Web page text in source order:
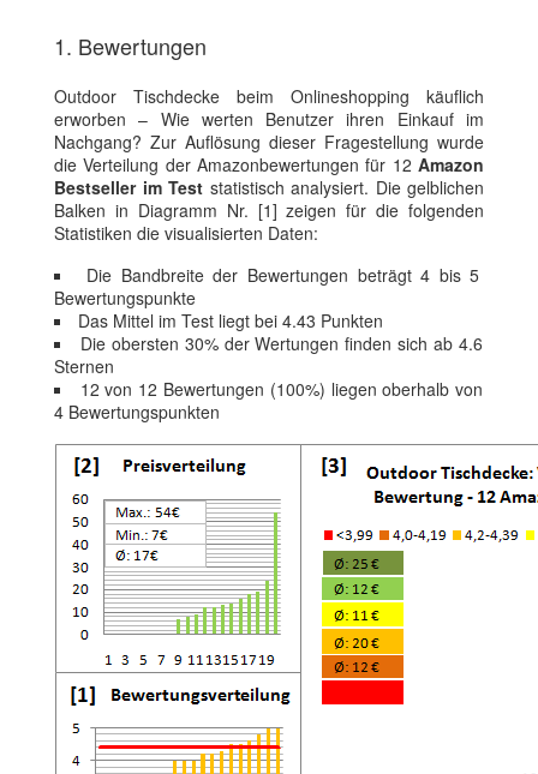
1. Bewertungen
Outdoor Tischdecke beim Onlineshopping käuflich
erworben – Wie werten Benutzer ihren Einkauf im
Nachgang? Zur Auflösung dieser Fragestellung wurde
die Verteilung der Amazonbewertungen für 12 Amazon
Bestseller im Test statistisch analysiert. Die gelblichen
Balken in Diagramm Nr. [1] zeigen für die folgenden
Statistiken die visualisierten Daten:
Die Bandbreite der Bewertungen beträgt 4 bis 5
Bewertungspunkte
Das Mittel im Test liegt bei 4.43 Punkten
Die obersten 30% der Wertungen finden sich ab 4.6
Sternen
12 von 12 Bewertungen (100%) liegen oberhalb von
4 Bewertungspunkten